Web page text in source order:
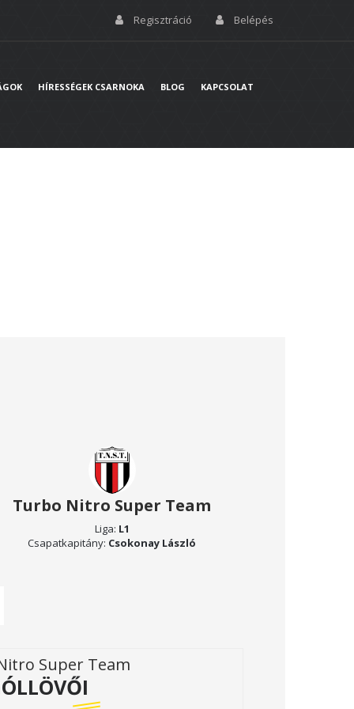
Regisztráció Belépés
HÍRESSÉGEK CSARNOKA BLOG KAPCSOLAT
Turbo Nitro Super Team
Liga: L1
Csapatkapitány: Csokonay László
Super Team